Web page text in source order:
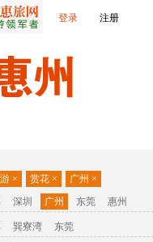
登录 注册
× 赏花 × 广州 ×
深圳 广州 东莞 惠州
巽寮湾 东莞